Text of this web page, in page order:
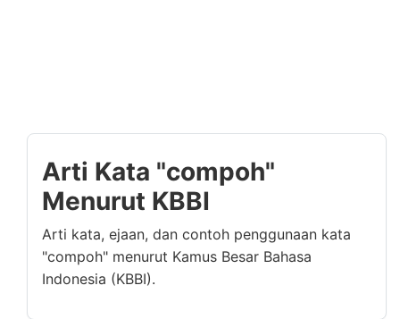
Arti Kata "compoh"
Menurut KBBI
Arti kata, ejaan, dan contoh penggunaan kata
"compoh" menurut Kamus Besar Bahasa
Indonesia (KBBI).